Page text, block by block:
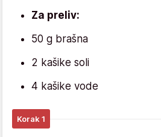
Za preliv:
50 g brašna
2 kašike soli
4 kašike vode
Korak 1